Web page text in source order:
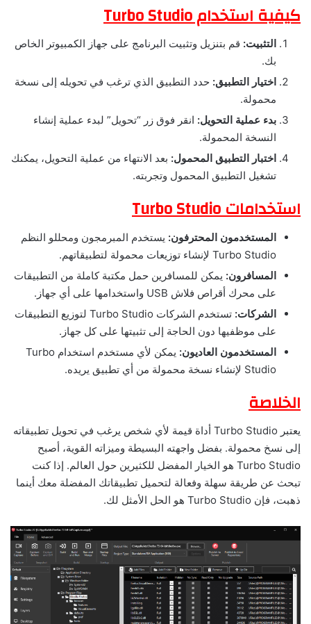
كيفية استخدام Turbo Studio
التثبيت: قم بتنزيل وتثبيت البرنامج على جهاز الكمبيوتر الخاص
بك.
اختيار التطبيق: حدد التطبيق الذي ترغب في تحويله إلى نسخة
محمولة.
بدء عملية التحويل: انقر فوق زر “تحويل” لبدء عملية إنشاء
النسخة المحمولة.
اختبار التطبيق المحمول: بعد الانتهاء من عملية التحويل، يمكنك
تشغيل التطبيق المحمول وتجربته.
استخدامات Turbo Studio
المستخدمون المحترفون: يستخدم المبرمجون ومحللو النظم
Turbo Studio لإنشاء توزيعات محمولة لتطبيقاتهم.
المسافرون: يمكن للمسافرين حمل مكتبة كاملة من التطبيقات
على محرك أقراص فلاش USB واستخدامها على أي جهاز.
الشركات:
تستخدم الشركات Turbo Studio لتوزيع التطبيقات
على موظفيها دون الحاجة إلى تثبيتها على كل جهاز.
المستخدمون العاديون:
يمكن لأي مستخدم استخدام Turbo
Studio لإنشاء نسخة محمولة من أي تطبيق يريده.
الخلاصة
يعتبر Turbo Studio أداة قيمة لأي شخص يرغب في تحويل تطبيقاته
إلى نسخ محمولة. بفضل واجهته البسيطة وميزاته القوية، أصبح
Turbo Studio هو الخيار المفضل للكثيرين حول العالم. إذا كنت
تبحث عن طريقة سهلة وفعالة لتحميل تطبيقاتك المفضلة معك أينما
ذهبت، فإن Turbo Studio هو الحل الأمثل لك.